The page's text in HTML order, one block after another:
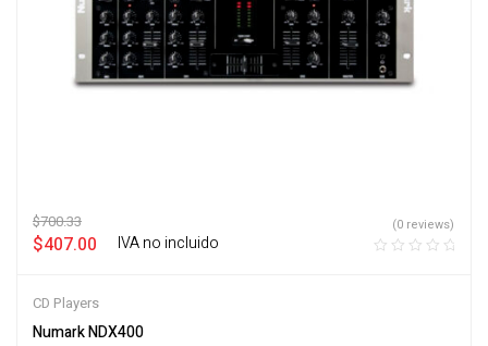
$700.33
$407.00 ‎ ‎ ‎ IVA no incluido
(0 reviews)
CD Players
Numark NDX400